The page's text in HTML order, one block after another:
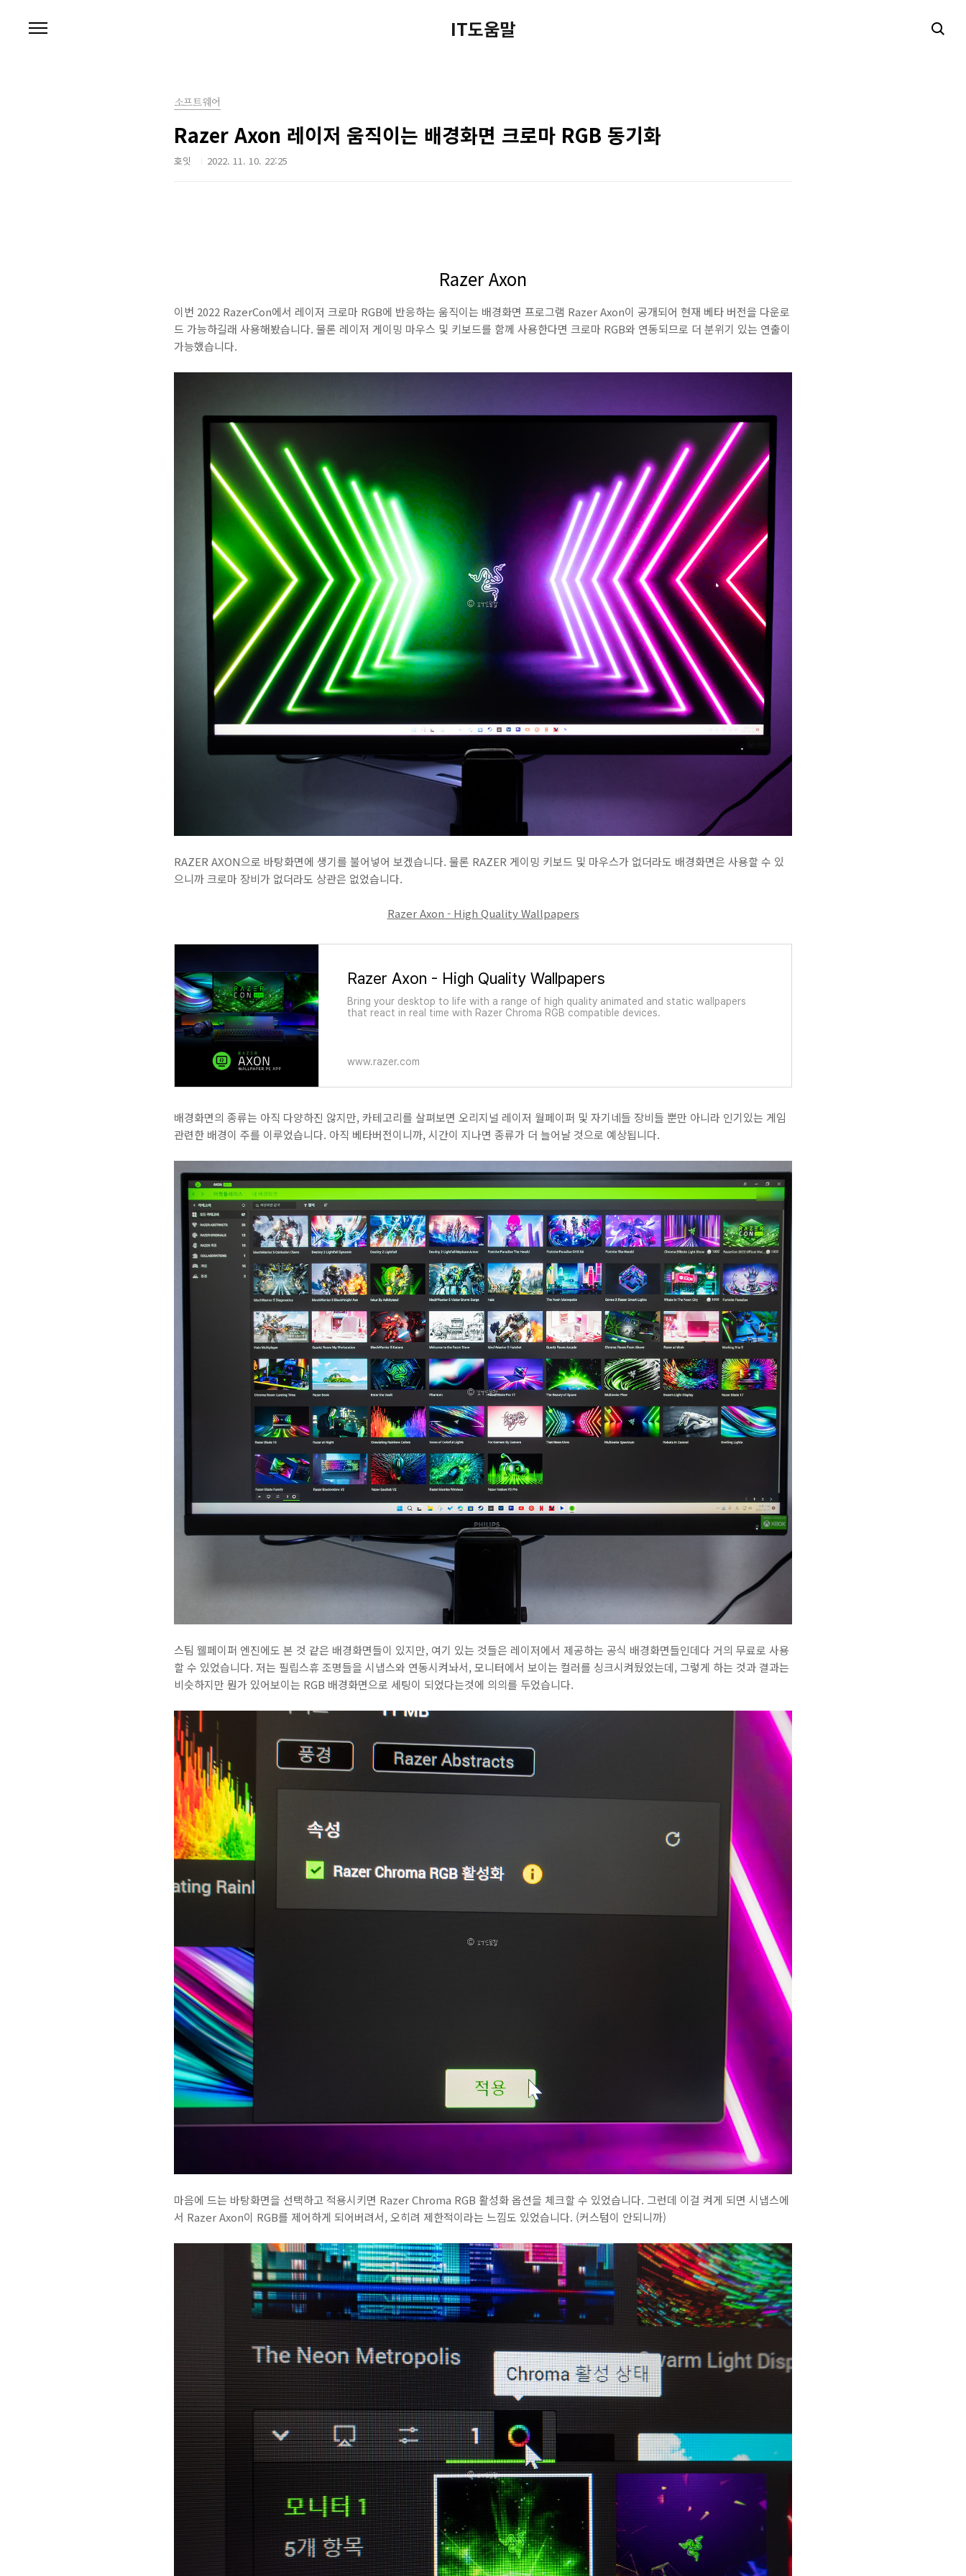
IT도움말
소프트웨어
Razer Axon 레이저 움직이는 배경화면 크로마 RGB 동기화
호잇 2022. 11. 10. 22:25
Razer Axon
이번 2022 RazerCon에서 레이저 크로마 RGB에 반응하는 움직이는 배경화면 프로그램 Razer Axon이 공개되어 현재 베타 버전을 다운로
드 가능하길래 사용해봤습니다. 물론 레이저 게이밍 마우스 및 키보드를 함께 사용한다면 크로마 RGB와 연동되므로 더 분위기 있는 연출이
가능했습니다.
RAZER AXON으로 바탕화면에 생기를 불어넣어 보겠습니다. 물론 RAZER 게이밍 키보드 및 마우스가 없더라도 배경화면은 사용할 수 있
으니까 크로마 장비가 없더라도 상관은 없었습니다.
Razer Axon - High Quality Wallpapers
Razer Axon - High Quality Wallpapers
Bring your desktop to life with a range of high quality animated and static wallpapers
that react in real time with Razer Chroma RGB compatible devices.
www.razer.com
배경화면의 종류는 아직 다양하진 않지만, 카테고리를 살펴보면 오리지널 레이저 월페이퍼 및 자기네들 장비들 뿐만 아니라 인기있는 게임
관련한 배경이 주를 이루었습니다. 아직 베타버전이니까, 시간이 지나면 종류가 더 늘어날 것으로 예상됩니다.
스팀 웰페이퍼 엔진에도 본 것 같은 배경화면들이 있지만, 여기 있는 것들은 레이저에서 제공하는 공식 배경화면들인데다 거의 무료로 사용
할 수 있었습니다. 저는 필립스휴 조명들을 시냅스와 연동시켜놔서, 모니터에서 보이는 컬러를 싱크시켜뒀었는데, 그렇게 하는 것과 결과는
비슷하지만 뭔가 있어보이는 RGB 배경화면으로 세팅이 되었다는것에 의의를 두었습니다.
마음에 드는 바탕화면을 선택하고 적용시키면 Razer Chroma RGB 활성화 옵션을 체크할 수 있었습니다. 그런데 이걸 켜게 되면 시냅스에
서 Razer Axon이 RGB를 제어하게 되어버려서, 오히려 제한적이라는 느낌도 있었습니다. (커스텀이 안되니까)